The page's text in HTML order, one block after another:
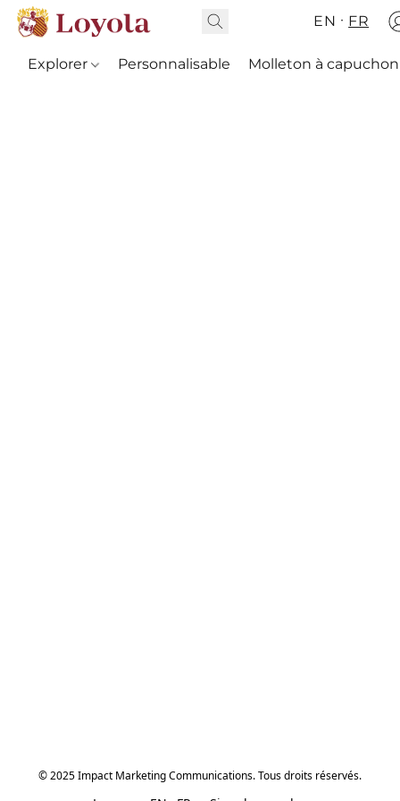
EN FR
Explorer Personnalisable Molleton à capuchon
© 2025 Impact Marketing Communications. Tous droits réservés.